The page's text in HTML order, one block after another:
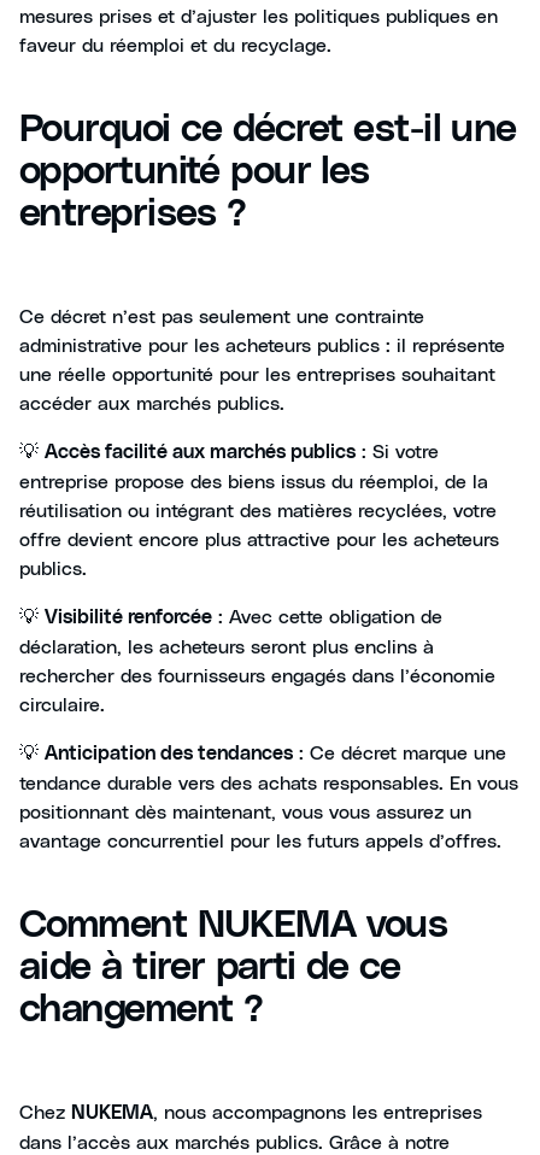
mesures prises et d’ajuster les politiques publiques en
faveur du réemploi et du recyclage.
Pourquoi ce décret est-il une
opportunité pour les
entreprises ?
Ce décret n’est pas seulement une contrainte
administrative pour les acheteurs publics : il représente
une réelle opportunité pour les entreprises souhaitant
accéder aux marchés publics.
💡 Accès facilité aux marchés publics : Si votre
entreprise propose des biens issus du réemploi, de la
réutilisation ou intégrant des matières recyclées, votre
offre devient encore plus attractive pour les acheteurs
publics.
💡 Visibilité renforcée : Avec cette obligation de
déclaration, les acheteurs seront plus enclins à
rechercher des fournisseurs engagés dans l’économie
circulaire.
💡 Anticipation des tendances : Ce décret marque une
tendance durable vers des achats responsables. En vous
positionnant dès maintenant, vous vous assurez un
avantage concurrentiel pour les futurs appels d’offres.
Comment NUKEMA vous
aide à tirer parti de ce
changement ?
Chez NUKEMA, nous accompagnons les entreprises
dans l’accès aux marchés publics. Grâce à notre